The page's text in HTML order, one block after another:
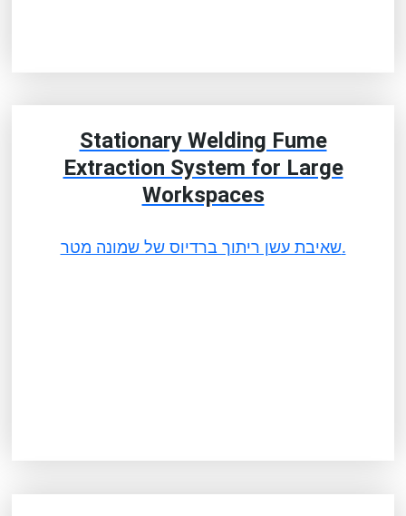
Stationary Welding Fume
Extraction System for Large
Workspaces
שאיבת עשן ריתוך ברדיוס של שמונה מטר.